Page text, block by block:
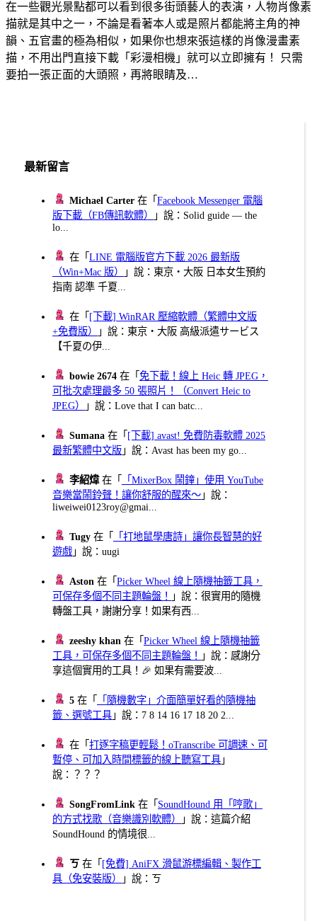
在一些觀光景點都可以看到很多街頭藝人的表演，人物肖像素
描就是其中之一，不論是看著本人或是照片都能將主角的神
韻、五官畫的極為相似，如果你也想來張這樣的肖像漫畫素
描，不用出門直接下載「彩漫相機」就可以立即擁有！ 只需
要拍一張正面的大頭照，再將眼睛及…
最新留言
Michael Carter 在「Facebook Messenger 電腦
版下載（FB傳訊軟體）
」說：Solid guide — the
lo...
在「LINE 電腦版官方下載 2026 最新版
（Win+Mac 版）
」說：東京・大阪 日本女生預約
指南 認準 千夏...
在「 [下載] WinRAR 壓縮軟體（繁體中文版
+免費版）
」說：東京・大阪 高級派遣サービス
【千夏の伊...
bowie 2674 在「免下載！線上 Heic 轉 JPEG，
可批次處理最多 50 張照片！（Convert Heic to
JPEG）
」說：Love that I can batc...
Sumana 在「 [下載] avast! 免費防毒軟體 2025
最新繁體中文版 」說：Avast has been my go...
李紹煒在「
「MixerBox 鬧鐘」使用 YouTube
音樂當鬧鈴聲！讓你舒服的醒來～ 」說：
liweiwei0123roy@gmai...
Tugy 在「
「打地鼠學唐詩」讓你長智慧的好
遊戲 」說：uugi
Aston 在「Picker Wheel 線上隨機抽籤工具，
可保存多個不同主題輪盤！
」說：很實用的隨機
轉盤工具，謝謝分享！如果有西...
zeeshy khan 在「Picker Wheel 線上隨機抽籤
工具，可保存多個不同主題輪盤！
」說：感謝分
享這個實用的工具！🎉 如果有需要波...
5 在「
「隨機數字」介面簡單好看的隨機抽
籤、選號工具 」說：7 8 14 16 17 18 20 2...
在「打逐字稿更輕鬆！oTranscribe 可調速、可
暫停、可加入時間標籤的線上聽寫工具 」
說：？？？
SongFromLink 在「 SoundHound 用「哼歌」
的方式找歌（音樂識別軟體）
」說：這篇介紹
SoundHound 的情境很...
ㄎ 在「 [免費] AniFX 滑鼠游標編輯、製作工
具（免安裝版）
」說：ㄎ